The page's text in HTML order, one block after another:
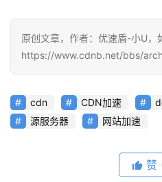
原创文章，作者：优速盾-小U，
https://www.cdnb.net/bbs/
cdn CDN加速
源服务器
网站加速
赞